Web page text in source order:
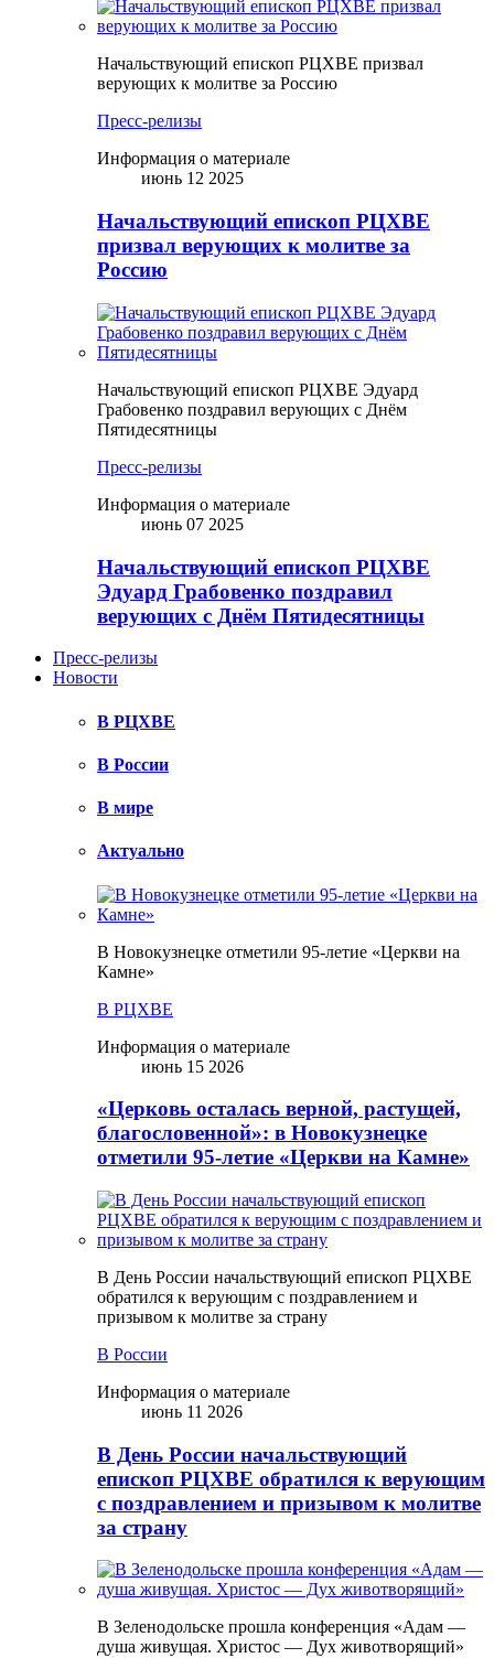
Начальствующий епископ РЦХВЕ призвал
верующих к молитве за Россию
Пресс-релизы
Информация о материале
июнь 12 2025
Начальствующий епископ РЦХВЕ
призвал верующих к молитве за
Россию
Начальствующий епископ РЦХВЕ Эдуард
Грабовенко поздравил верующих с Днём
Пятидесятницы
Пресс-релизы
Информация о материале
июнь 07 2025
Начальствующий епископ РЦХВЕ
Эдуард Грабовенко поздравил
верующих с Днём Пятидесятницы
Пресс-релизы
Новости
В РЦХВЕ
В России
В мире
Актуально
В Новокузнецке отметили 95-летие «Церкви на
Камне»
В РЦХВЕ
Информация о материале
июнь 15 2026
«Церковь осталась верной, растущей,
благословенной»: в Новокузнецке
отметили 95-летие «Церкви на Камне»
В День России начальствующий епископ РЦХВЕ
обратился к верующим с поздравлением и
призывом к молитве за страну
В России
Информация о материале
июнь 11 2026
В День России начальствующий
епископ РЦХВЕ обратился к верующим
с поздравлением и призывом к молитве
за страну
В Зеленодольске прошла конференция «Адам —
душа живущая. Христос — Дух животворящий»